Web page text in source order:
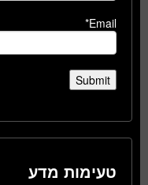
Email*
טעימות מדע